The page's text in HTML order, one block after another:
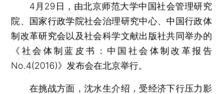
4月29日，由北京师范大学中国社会管理研究
院、国家行政学院社会治理研究中心、中国行政体
制改革研究会以及社会科学文献出版社共同举办的
《社会体制蓝皮书：中国社会体制改革报告
No.4(2016)》发布会在北京举行。
在挑战方面，沈水生介绍，受经济下行压力影